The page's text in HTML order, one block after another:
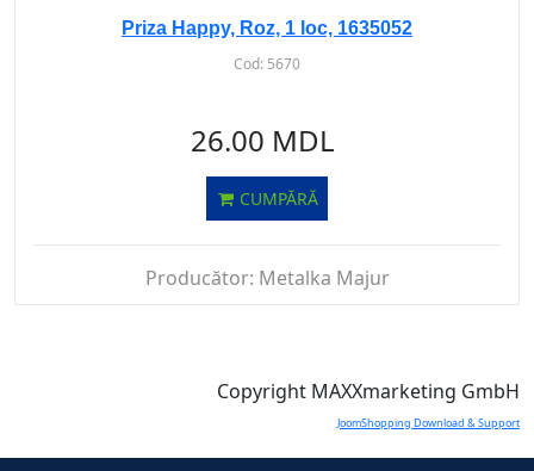
Priza Happy, Roz, 1 loc, 1635052
Cod: 5670
26.00 MDL
CUMPĂRĂ
Producător: Metalka Majur
Copyright MAXXmarketing GmbH
JoomShopping Download & Support